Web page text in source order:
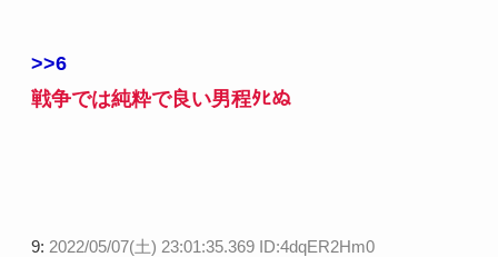
>>6
戦争では純粋で良い男程ﾀﾋぬ
9: 2022/05/07(土) 23:01:35.369 ID:4dqER2Hm0